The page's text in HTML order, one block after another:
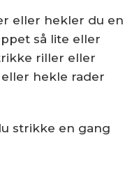
eller hekler du en
så lite eller
riller eller
hekle rader
strikke en gang